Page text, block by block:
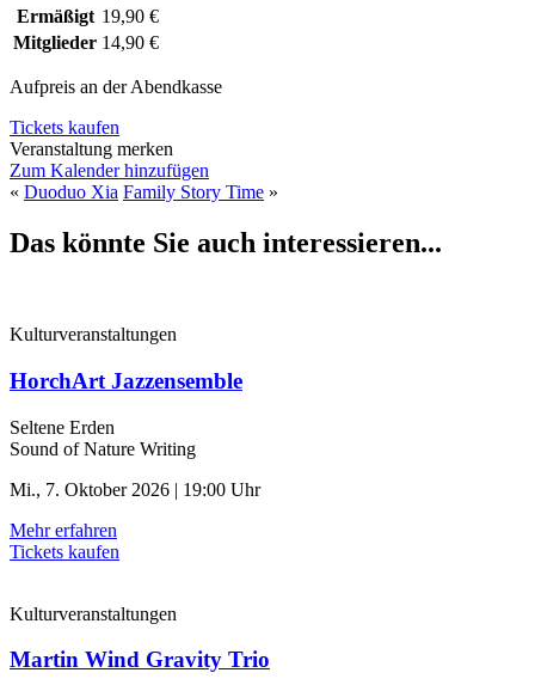
Ermäßigt 19,90 €
Mitglieder 14,90 €
Aufpreis an der Abendkasse
Tickets kaufen
Veranstaltung merken
Zum Kalender hinzufügen
« Duoduo Xia Family Story Time »
Das könnte Sie auch interessieren...
Kulturveranstaltungen
HorchArt Jazzensemble
Seltene Erden
Sound of Nature Writing
Mi., 7. Oktober 2026 | 19:00 Uhr
Mehr erfahren
Tickets kaufen
Kulturveranstaltungen
Martin Wind Gravity Trio